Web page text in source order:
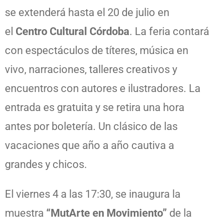
se extenderá hasta el 20 de julio en
el Centro Cultural Córdoba. La feria contará
con espectáculos de títeres, música en
vivo, narraciones, talleres creativos y
encuentros con autores e ilustradores. La
entrada es gratuita y se retira una hora
antes por boletería. Un clásico de las
vacaciones que año a año cautiva a
grandes y chicos.
El viernes 4 a las 17:30, se inaugura la
muestra “MutArte en Movimiento” de la